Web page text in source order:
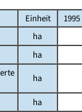
Einheit 1995
ha
ha
ha
ha